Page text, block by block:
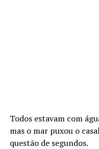
Todos estavam com
mas o mar puxou o
questão de segundos.